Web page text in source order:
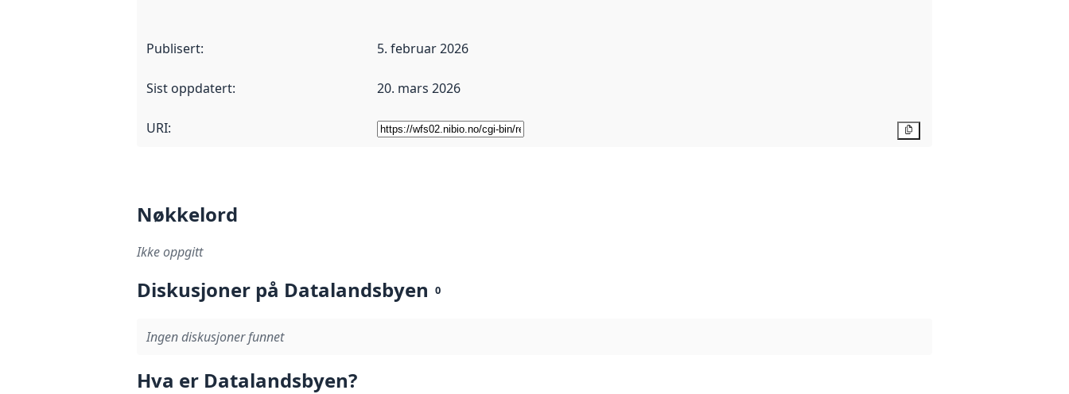
Publisert: 5. februar 2026
Sist oppdatert: 20. mars 2026
URI:
Nøkkelord
Ikke oppgitt
Diskusjoner på Datalandsbyen 0
Ingen diskusjoner funnet
Hva er Datalandsbyen?